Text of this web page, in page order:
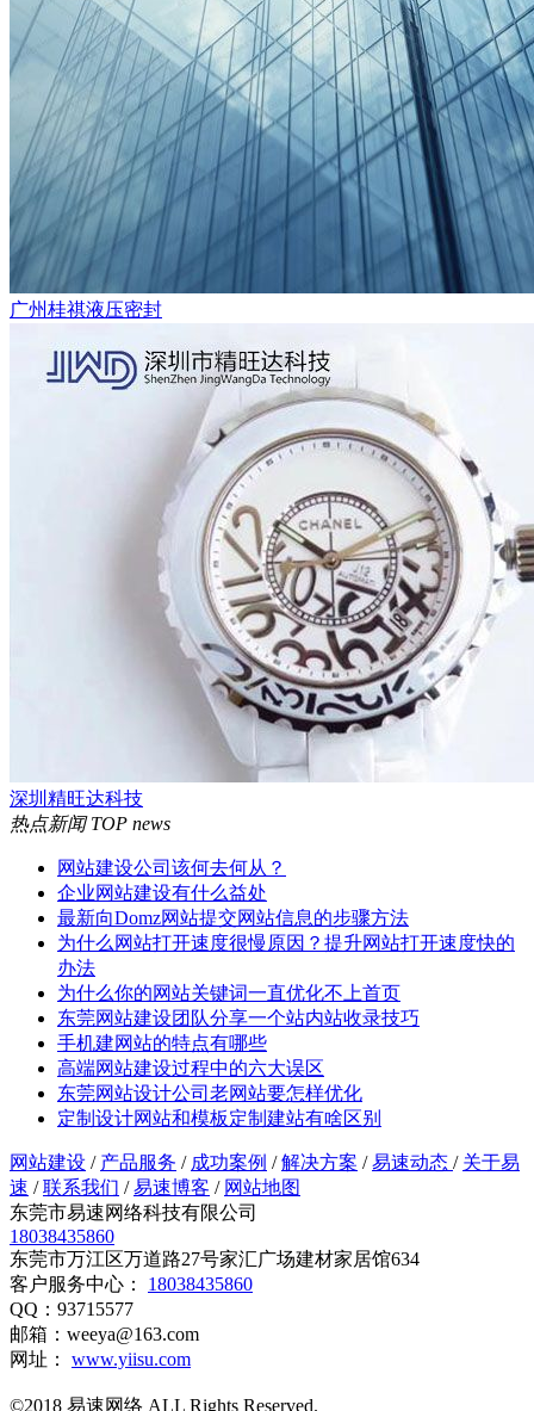
广州桂祺液压密封
深圳精旺达科技
热点新闻TOP news
网站建设公司该何去何从？
企业网站建设有什么益处
最新向Domz网站提交网站信息的步骤方法
为什么网站打开速度很慢原因？提升网站打开速度快的
办法
为什么你的网站关键词一直优化不上首页
东莞网站建设团队分享一个站内站收录技巧
手机建网站的特点有哪些
高端网站建设过程中的六大误区
东莞网站设计公司老网站要怎样优化
定制设计网站和模板定制建站有啥区别
网站建设 / 产品服务 / 成功案例 / 解决方案 / 易速动态 / 关于易
速 / 联系我们 / 易速博客 / 网站地图
东莞市易速网络科技有限公司
18038435860
东莞市万江区万道路27号家汇广场建材家居馆634
客户服务中心： 18038435860
QQ：93715577
邮箱：weeya@163.com
网址： www.yiisu.com
©2018 易速网络 ALL Rights Reserved.